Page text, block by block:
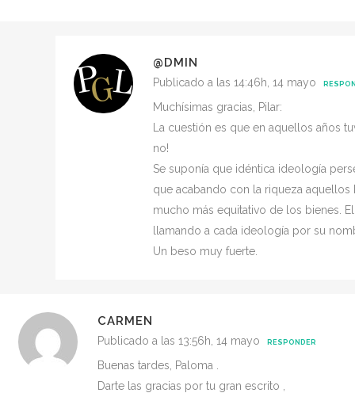
@DMIN
Publicado a las 14:46h, 14 mayo
Muchísimas gracias, Pilar:
La cuestión es que en aquellos años
no!
Se suponía que idéntica ideología
que acabando con la riqueza
mucho más equitativo de los bienes.
llamando a cada ideología por su
Un beso muy fuerte.
CARMEN
Publicado a las 13:56h, 14 mayo RESPONDER
Buenas tardes, Paloma .
Darte las gracias por tu gran escrito ,